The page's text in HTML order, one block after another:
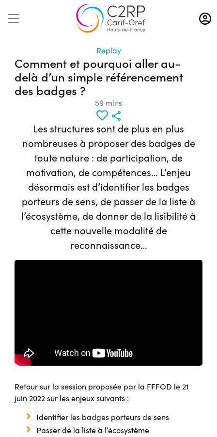
Aller
au
contenu
Replay
Comment et pourquoi aller au-
delà d’un simple référencement
des badges ?
59 mins
Les structures sont de plus en plus
nombreuses à proposer des badges de
toute nature : de participation, de
motivation, de compétences… L’enjeu
désormais est d’identifier les badges
porteurs de sens, de passer de la liste à
l’écosystème, de donner de la lisibilité à
cette nouvelle modalité de
reconnaissance…
Retour sur la session proposée par la FFFOD le 21
juin 2022 sur les enjeux suivants :
Identifier les badges porteurs de sens
Passer de la liste à l’écosystème